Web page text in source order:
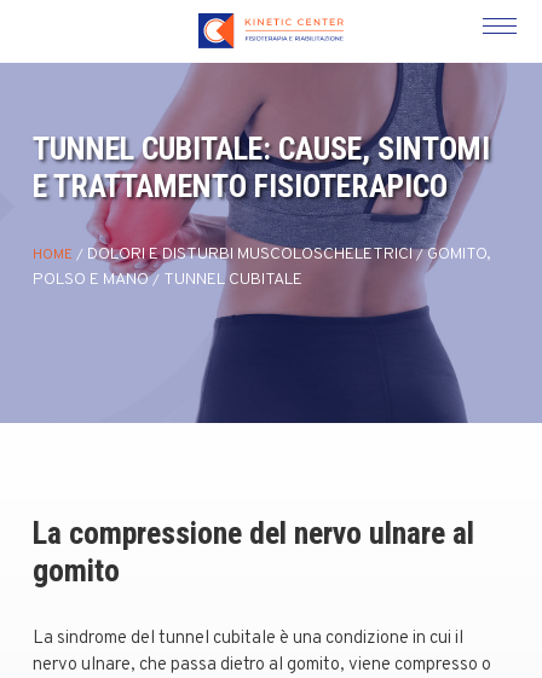
TUNNEL CUBITALE: CAUSE, SINTOMI
E TRATTAMENTO FISIOTERAPICO
HOME / DOLORI E DISTURBI MUSCOLOSCHELETRICI/GOMITO,
POLSO E MANO/ TUNNEL CUBITALE
La compressione del nervo ulnare al
gomito
La sindrome del tunnel cubitale è una condizione in cui il
nervo ulnare, che passa dietro al gomito, viene compresso o